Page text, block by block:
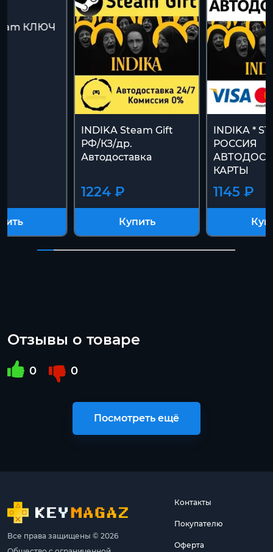
КЛЮЧ
INDIKA Steam Gift
РФ/КЗ/др.
Автодоставка
1224 ₽
Купить
INDIKA *
РОССИЯ
КАРТЫ
1145 ₽
Отзывы о товаре
0 0
Посмотреть ещё
Все права защищены © 2026
Контакты
Покупателю
Оферта